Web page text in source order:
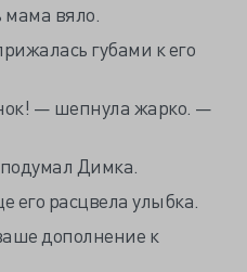
вяло.
губами к его
— шепнула жарко. —
Димка.
его расцвела улыбка.
дополнение к